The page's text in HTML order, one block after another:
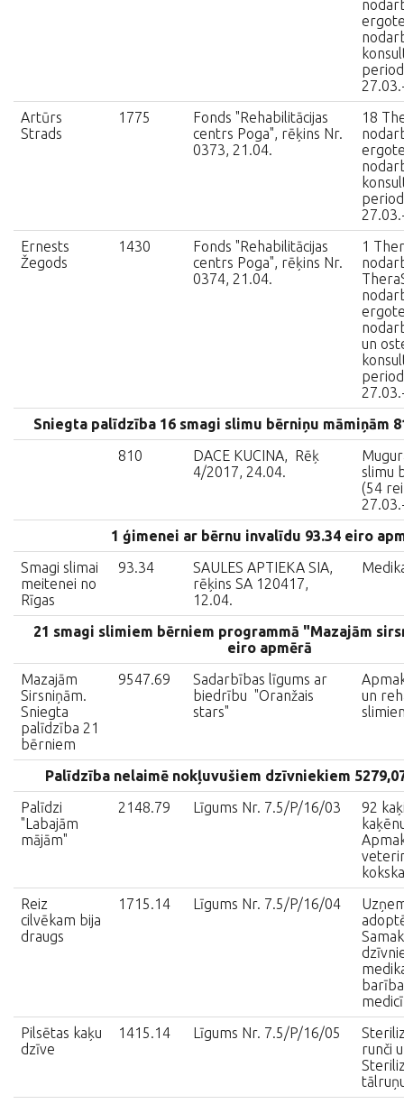
Artūrs
Strads
1775
Fonds "Rehabilitācijas
centrs Poga", rēķins Nr.
0373, 21.04.
18
Ernests
Žegods
1430
Fonds "Rehabilitācijas
centrs Poga", rēķins Nr.
0374, 21.04.
1
un
Sniegta palīdzība 16 smagi slimu bērniņu māmiņām
810
DACE KUCINA, Rēķ
4/2017, 24.04.
slimu
(54
1 ģimenei ar bērnu invalīdu 93.34 eiro
Smagi slimai
meitenei no
Rīgas
93.34
SAULES APTIEKA SIA,
rēķins SA 120417,
12.04.
21 smagi slimiem bērniem programmā "Mazajām
eiro apmērā
Mazajām
Sirsniņām.
Sniegta
palīdzība 21
bērniem
9547.69
Sadarbības līgums ar
biedrību "Oranžais
stars"
un
Palīdzība nelaimē nokļuvušiem dzīvniekiem
Palīdzi
"Labajām
mājām"
2148.79 Līgums Nr. 7.5/P/16/03
92
Reiz
cilvēkam bija
draugs
1715.14 Līgums Nr. 7.5/P/16/04
Pilsētas kaķu
dzīve
1415.14 Līgums Nr. 7.5/P/16/05
runči